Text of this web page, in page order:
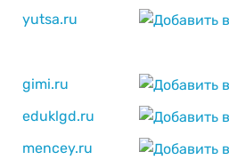
yutsa.ru
gimi.ru
eduklgd.ru
mencey.ru